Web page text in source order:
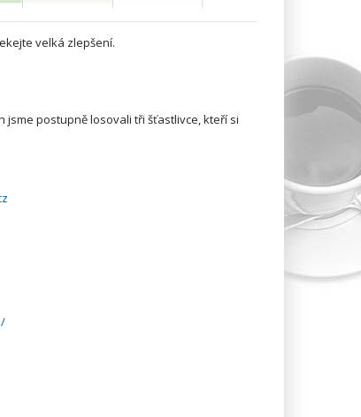
velká zlepšení.
jsme postupně losovali tři šťastlivce, kteří si